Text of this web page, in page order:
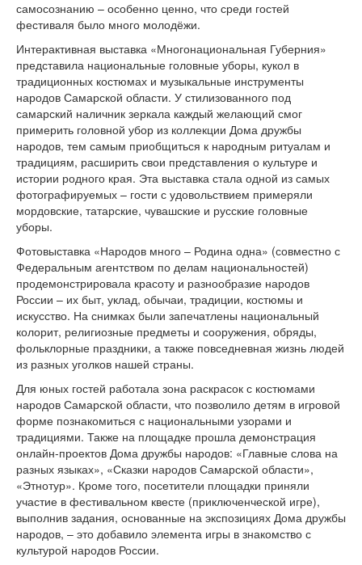
самосознанию – особенно ценно, что среди гостей
фестиваля было много молодёжи.
Интерактивная выставка «Многонациональная Губерния»
представила национальные головные уборы, кукол в
традиционных костюмах и музыкальные инструменты
народов Самарской области. У стилизованного под
самарский наличник зеркала каждый желающий смог
примерить головной убор из коллекции Дома дружбы
народов, тем самым приобщиться к народным ритуалам и
традициям, расширить свои представления о культуре и
истории родного края. Эта выставка стала одной из самых
фотографируемых – гости с удовольствием примеряли
мордовские, татарские, чувашские и русские головные
уборы.
Фотовыставка «Народов много – Родина одна» (совместно с
Федеральным агентством по делам национальностей)
продемонстрировала красоту и разнообразие народов
России – их быт, уклад, обычаи, традиции, костюмы и
искусство. На снимках были запечатлены национальный
колорит, религиозные предметы и сооружения, обряды,
фольклорные праздники, а также повседневная жизнь людей
из разных уголков нашей страны.
Для юных гостей работала зона раскрасок с костюмами
народов Самарской области, что позволило детям в игровой
форме познакомиться с национальными узорами и
традициями. Также на площадке прошла демонстрация
онлайн-проектов Дома дружбы народов: «Главные слова на
разных языках», «Сказки народов Самарской области»,
«Этнотур». Кроме того, посетители площадки приняли
участие в фестивальном квесте (приключенческой игре),
выполнив задания, основанные на экспозициях Дома дружбы
народов, – это добавило элемента игры в знакомство с
культурой народов России.